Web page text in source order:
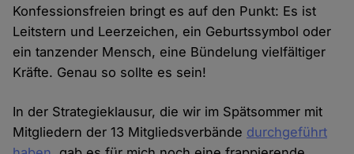
Konfessionsfreien bringt es auf den Punkt: Es ist
Leitstern und Leerzeichen, ein Geburtssymbol oder
ein tanzender Mensch, eine Bündelung vielfältiger
Kräfte. Genau so sollte es sein!
In der Strategieklausur, die wir im Spätsommer mit
Mitgliedern der 13 Mitgliedsverbände durchgeführt